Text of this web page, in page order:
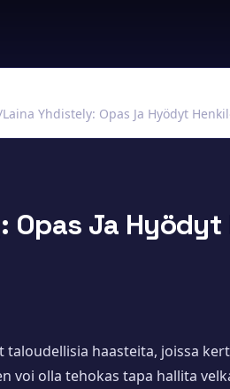
Laina Yhdistely: Opas Ja Hyödyt
Opas Ja
haasteita, joissa
voi olla tehokas tapa hallita